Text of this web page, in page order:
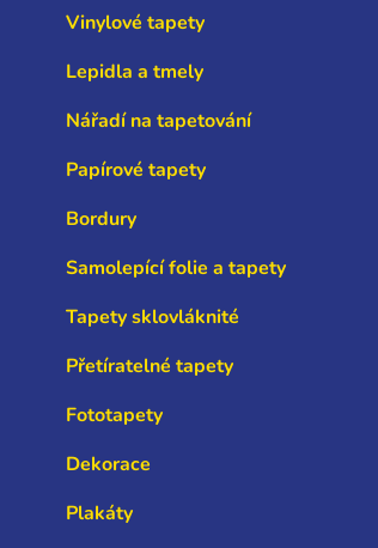
Vinylové tapety
Lepidla a tmely
Nářadí na tapetování
Papírové tapety
Bordury
Samolepící folie a tapety
Tapety sklovláknité
Přetíratelné tapety
Fototapety
Dekorace
Plakáty